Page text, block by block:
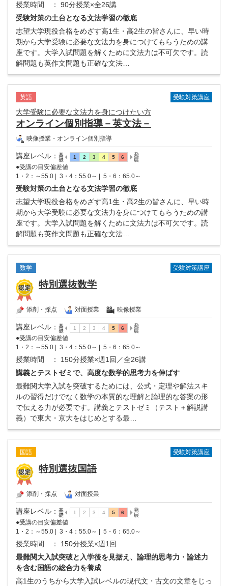
授業時間
： 90分授業×全26講
受験対策の土台となる文法学習の徹底
志望大学現役合格をめざす高1生・高2生の皆さんに、早い時
期から大学受験に必要な文法力を身につけてもらうための講
座です。大学入試問題を解くために文法力は不可欠です。読
解問題も英作文問題も正確な文法…
英語 受験対策講座
大学受験に必要な文法力を身につけたい方
オンライン個別指導－英文法－
映像授業・オンライン個別指導
講座レベル ：
●受講の目安偏差値
1・2：～55.0 |
3・4：55.0～ | 5・6：65.0～
受験対策の土台となる文法学習の徹底
志望大学現役合格をめざす高1生・高2生の皆さんに、早い時
期から大学受験に必要な文法力を身につけてもらうための講
座です。大学入試問題を解くために文法力は不可欠です。読
解問題も英作文問題も正確な文法…
数学 受験対策講座
特別選抜数学
添削・採点 対面授業 映像授業
講座レベル ：
●受講の目安偏差値
1・2：～55.0 |
3・4：55.0～ | 5・6：65.0～
授業時間
： 150分授業×週1回／全26講
講義とテストゼミで、高度な数学的思考力を伸ばす
最難関大学入試を突破するためには、公式・定理や解法スキ
ルの習得だけでなく数学の本質的な理解と論理的な答案の形
で伝える力が必要です。講義とテストゼミ（テスト＋解説講
義）で東大・京大をはじめとする最…
国語 受験対策講座
特別選抜国語
添削・採点 対面授業
講座レベル ：
●受講の目安偏差値
1・2：～55.0 |
3・4：55.0～ | 5・6：65.0～
授業時間
： 150分授業×週1回
最難関大入試突破と入学後を見据え、論理的思考力・論述力
を含む国語の総合力を養成
高1生のうちから大学入試レベルの現代文・古文の文章をじっ